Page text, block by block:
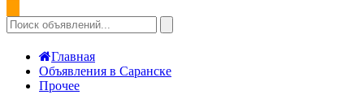
Главная
Объявления в Саранске
Прочее